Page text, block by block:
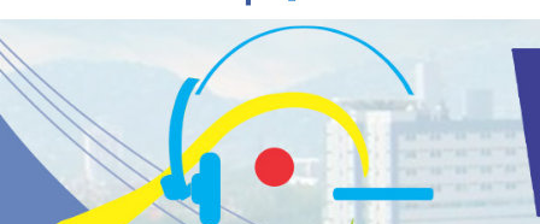
La ciencia desvela los 5 secretos que tiene
fácilmente un católico para convertirse en
“Superancianos”
Pop Up Market atrae a cientos de visitantes y
dinamiza la economía local
Salud mental a la mesa: la importancia de
hablarlo en familia
Lo que tienen en común la nueva Película Toy
Story 5 y el Papa León XIV